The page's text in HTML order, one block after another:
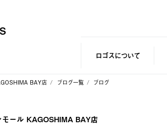
ロゴスについて
BAY店 ブログ一覧 ブログ
ール KAGOSHIMA BAY店